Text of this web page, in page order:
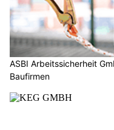
ASBI Arbeitssicherheit
Baufirmen